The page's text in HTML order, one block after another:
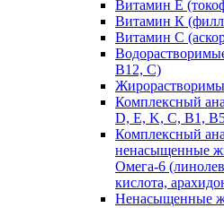
Витамин Е
Витамин К
Витамин С
В12, С)
Комплексный
D, E, K, C, B1,
Комплексный
ненасыщенные
Омега-6
кислота,
Ненасыщенные